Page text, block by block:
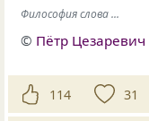
Философия слова ...
© Пётр Цезаревич
114 31